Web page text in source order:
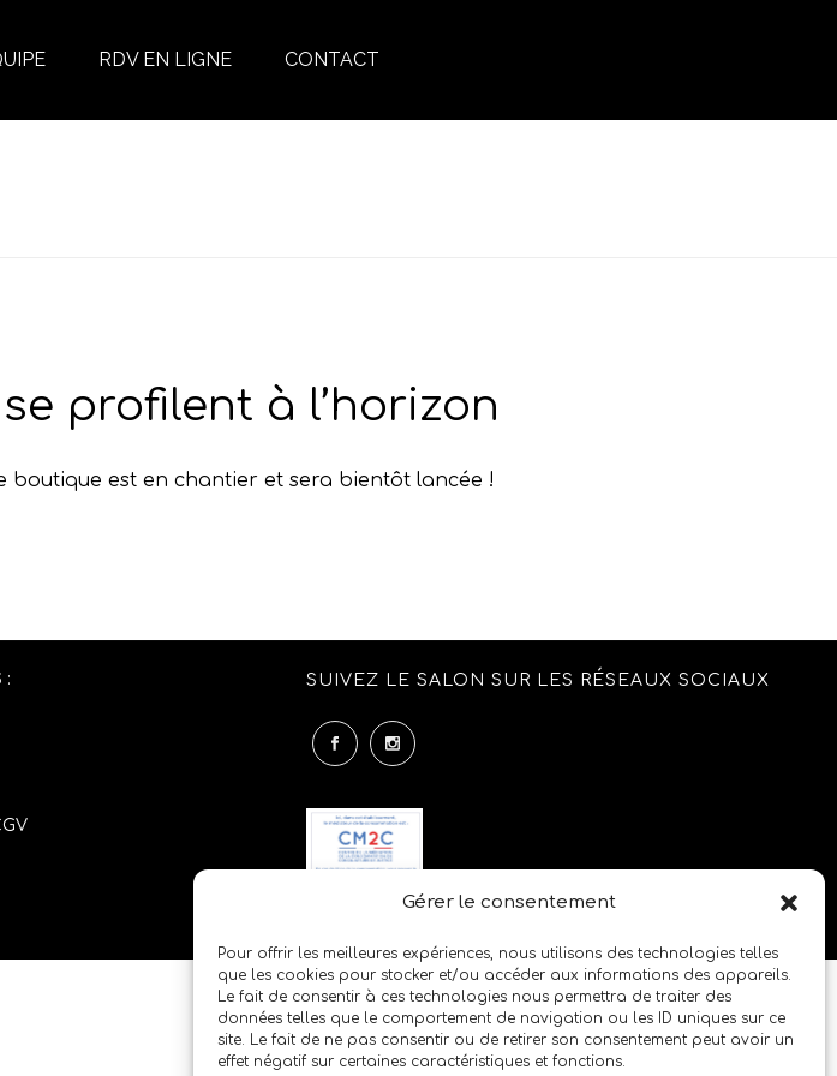
Gérer le consentement
Pour offrir les meilleures expériences, nous utilisons des technologies telles
que les cookies pour stocker et/ou accéder aux informations des appareils.
Le fait de consentir à ces technologies nous permettra de traiter des
données telles que le comportement de navigation ou les ID uniques sur ce
site. Le fait de ne pas consentir ou de retirer son consentement peut avoir un
effet négatif sur certaines caractéristiques et fonctions.
RDV EN LIGNE CONTACT
profilent à l’horizon
boutique est en chantier et sera bientôt lancée !
:
SUIVEZ LE SALON SUR LES RÉSEAUX SOCIAUX